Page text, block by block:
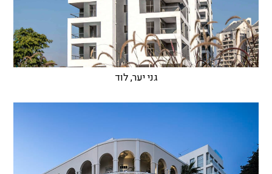
גני יער, לוד